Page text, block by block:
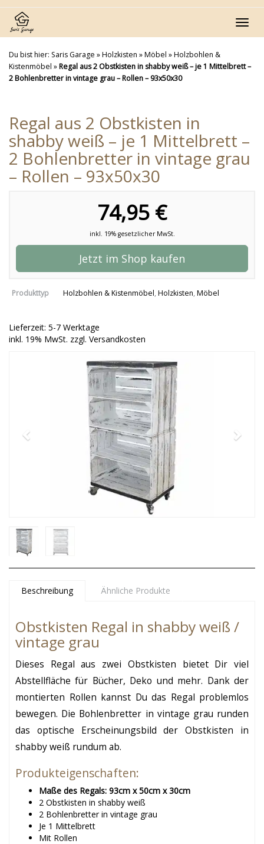
Skip
main
content
Du bist hier: Saris Garage »Holzkisten »Möbel »Holzbohlen &
Kistenmöbel »Regal aus 2 Obstkisten in shabby weiß – je 1 Mittelbrett –
2 Bohlenbretter in vintage grau – Rollen – 93x50x30
Regal aus 2 Obstkisten in
shabby weiß – je 1 Mittelbrett –
2 Bohlenbretter in vintage grau
– Rollen – 93x50x30
74,95 €
inkl. 19% gesetzlicher MwSt.
Jetzt im Shop kaufen
Produkttyp Holzbohlen & Kistenmöbel, Holzkisten, Möbel
Lieferzeit: 5-7 Werktage
inkl. 19% MwSt. zzgl. Versandkosten
Beschreibung Ähnliche Produkte
Obstkisten Regal in shabby weiß /
vintage grau
Dieses Regal aus zwei Obstkisten bietet Dir viel
Abstellfläche für Bücher, Deko und mehr. Dank der
montierten Rollen kannst Du das Regal problemlos
bewegen. Die Bohlenbretter in vintage grau runden
das optische Erscheinungsbild der Obstkisten in
shabby weiß rundum ab.
Produkteigenschaften:
Maße des Regals: 93cm x 50cm x 30cm
2 Obstkisten in shabby weiß
2 Bohlenbretter in vintage grau
Je 1 Mittelbrett
Mit Rollen